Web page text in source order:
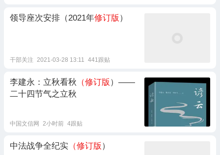
领导座次安排（2021年修订版 ）
干部关注 2021-03-28 13:11 441跟贴
李建永：立秋看秋 （修订版 ）——
二十四节气之立秋
中国文信网 2小时前 4跟贴
中法战争全纪实 （修订版 ）